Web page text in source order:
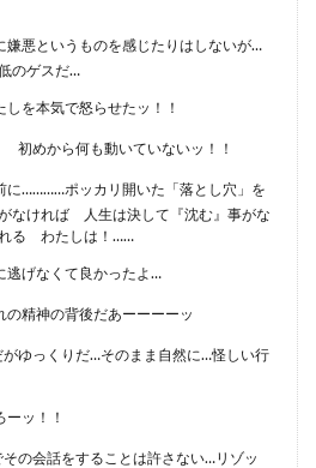
嫌悪というものを感じたりはしないが…
のゲスだ…
を本気で怒らせたッ！！
初めから何も動いていないッ！！
に…………ポッカリ開いた「落とし穴」を
なければ 人生は決して『沈む』事がな
れる わたしは！……
逃げなくて良かったよ…
精神の背後だあーーーーッ
がゆっくりだ…そのまま自然に…怪しい行
ッ！！
の会話をすることは許さない…リゾッ